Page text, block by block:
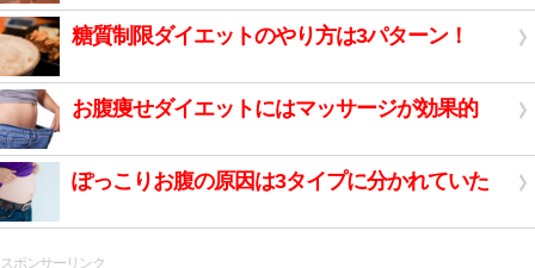
糖質制限ダイエットのやり方は3パターン！
お腹痩せダイエットにはマッサージが効果的
ぽっこりお腹の原因は3タイプに分かれていた
スポンサーリンク